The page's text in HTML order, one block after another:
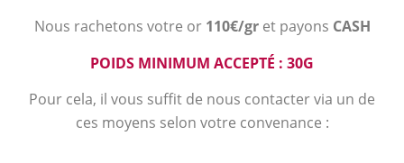
Nous rachetons votre or 110€/gr et payons CASH
POIDS MINIMUM ACCEPTÉ : 30G
Pour cela, il vous suffit de nous contacter via un de
ces moyens selon votre convenance :